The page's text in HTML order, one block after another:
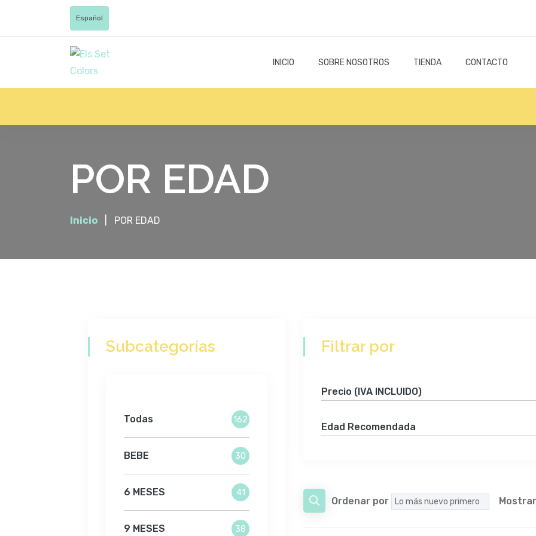
Español
INICIO SOBRE NOSOTROS TIENDA CONTACTO
POR EDAD
Inicio POR EDAD
Filtrar por
Precio (IVA INCLUIDO)
Edad Recomendada
Ordenar por Mostrar
Subcategorías
Todas 162
BEBE 30
6 MESES 41
9 MESES 38